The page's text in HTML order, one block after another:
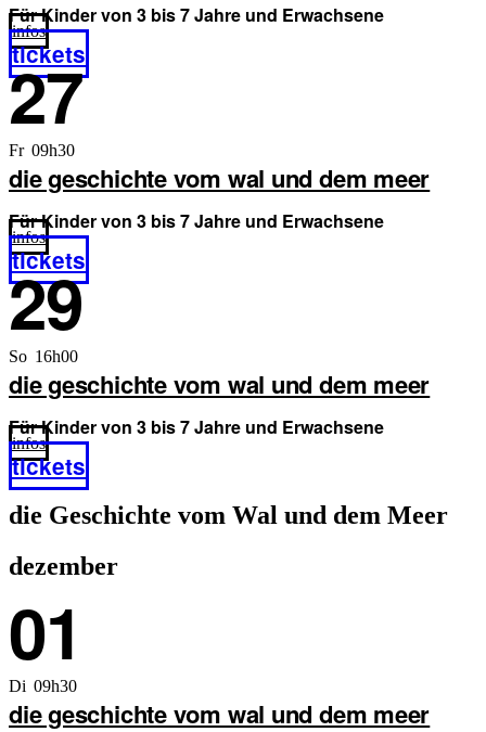
Für Kinder von 3 bis 7 Jahre und Erwachsene
infos
tickets
27
Fr 09h30
die geschichte vom wal und dem meer
Für Kinder von 3 bis 7 Jahre und Erwachsene
infos
tickets
29
So 16h00
die geschichte vom wal und dem meer
Für Kinder von 3 bis 7 Jahre und Erwachsene
infos
tickets
die Geschichte vom Wal und dem Meer
dezember
01
Di 09h30
die geschichte vom wal und dem meer